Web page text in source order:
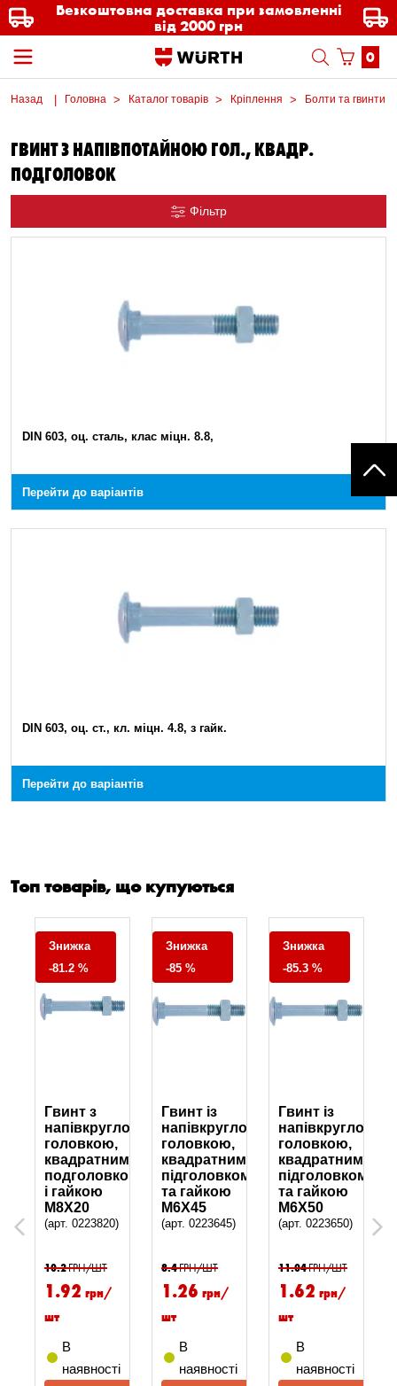
Безкоштовна доставка при замовленні
від 2000 грн
0
Назад Головна Каталог товарів Кріплення Болти та гвинти
ГВИНТ З НАПІВПОТАЙНОЮ ГОЛ., КВАДР.
ПОДГОЛОВОК
Фільтр
DIN 603, оц. сталь, клас міцн. 8.8,
Перейти до варіантів
DIN 603, оц. ст., кл. міцн. 4.8, з гайк.
Перейти до варіантів
Топ товарів, що купуються
Previous
Знижка
-81.2 %
Гвинт з
напівкруглою
головкою,
квадратним
подголовком
і гайкою
M8X20
(арт. 0223820)
10.2ГРН/ШТ
1.92 грн/
шт
В
наявності
Знижка
-85 %
Гвинт із
напівкруглою
головкою,
квадратним
підголовком
та гайкою
M6X45
(арт. 0223645)
8.4ГРН/ШТ
1.26 грн/
шт
В
наявності
Знижка
-85.3 %
Гвинт із
напівкруглою
головкою,
квадратним
підголовком
та гайкою
M6X50
(арт. 0223650)
11.04ГРН/ШТ
1.62 грн/
шт
В
наявності
Next